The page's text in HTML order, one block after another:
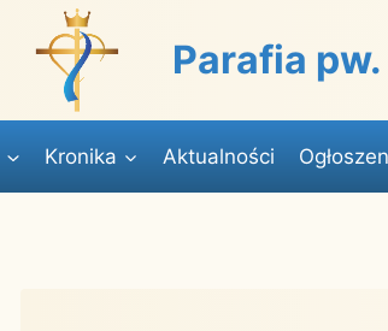
Parafia
Kronika Aktualności